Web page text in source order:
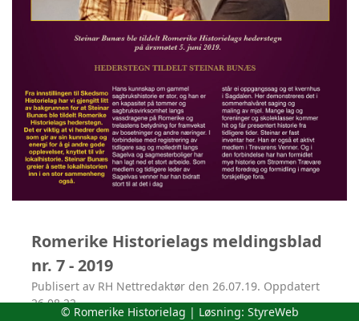
Romerike Historielags meldingsblad
nr. 7 - 2019
Publisert av RH Nettredaktør den 26.07.19. Oppdatert
26.08.22.
© Romerike Historielag | Løsning: StyreWeb